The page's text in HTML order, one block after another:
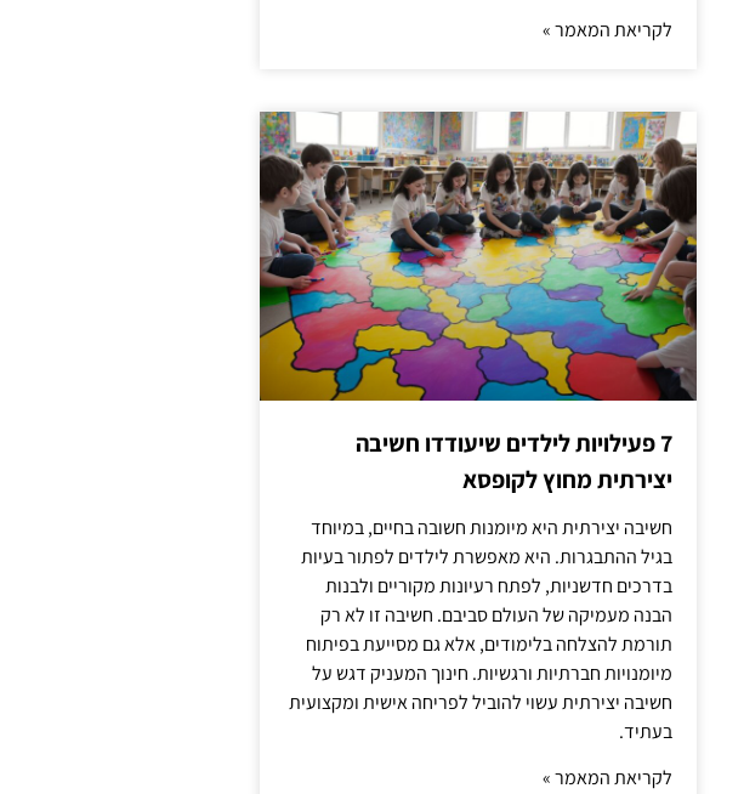
לקריאת המאמר »
7 פעילויות לילדים שיעודדו חשיבה
יצירתית מחוץ לקופסא
חשיבה יצירתית היא מיומנות חשובה בחיים, במיוחד
בגיל ההתבגרות. היא מאפשרת לילדים לפתור בעיות
בדרכים חדשניות, לפתח רעיונות מקוריים ולבנות
הבנה מעמיקה של העולם סביבם. חשיבה זו לא רק
תורמת להצלחה בלימודים, אלא גם מסייעת בפיתוח
מיומנויות חברתיות ורגשיות. חינוך המעניק דגש על
חשיבה יצירתית עשוי להוביל לפריחה אישית ומקצועית
בעתיד.
לקריאת המאמר »